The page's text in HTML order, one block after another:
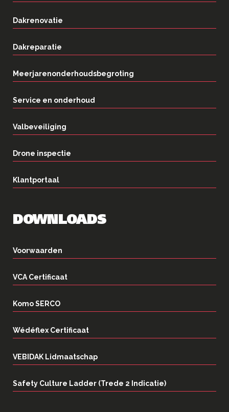
Dakrenovatie
Dakreparatie
Meerjarenonderhoudsbegroting
Service en onderhoud
Valbeveiliging
Drone inspectie
Klantportaal
DOWNLOADS
Voorwaarden
VCA Certificaat
Komo SERCO
Wédéflex Certificaat
VEBIDAK Lidmaatschap
Safety Culture Ladder (Trede 2 Indicatie)